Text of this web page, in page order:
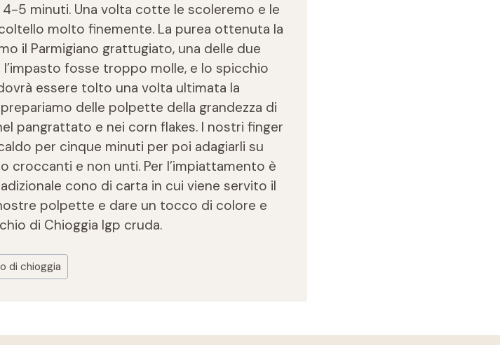
5 minuti. Una volta cotte le scoleremo e le
molto finemente. La purea ottenuta la
il Parmigiano grattugiato, una delle due
fosse troppo molle, e lo spicchio
essere tolto una volta ultimata la
delle polpette della grandezza di
pangrattato e nei corn flakes. I nostri finger
per cinque minuti per poi adagiarli su
croccanti e non unti. Per l’impiattamento è
cono di carta in cui viene servito il
polpette e dare un tocco di colore e
di Chioggia Igp cruda.
di chioggia